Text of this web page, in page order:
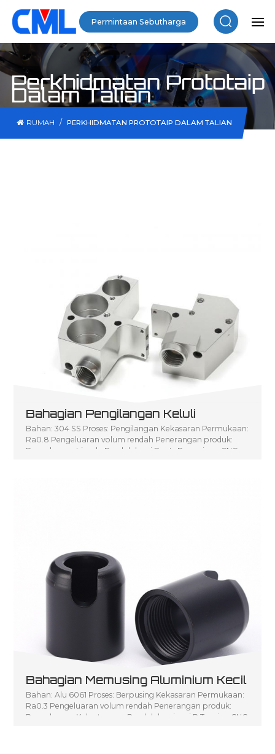
Permintaan Sebutharga
Perkhidmatan Prototaip
Dalam Talian
RUMAH / PERKHIDMATAN PROTOTAIP DALAM TALIAN
Bahagian Pengilangan Keluli
Bahan: 304 SS Proses: Pengilangan Kekasaran Permukaan:
Ra0.8 Pengeluaran volum rendah Penerangan produk:
Pengeluaran Isipadu Rendah bagi P arts Pemesinan CNC
Bahagian Memusing Aluminium Kecil
Bahan: Alu 6061 Proses: Berpusing Kekasaran Permukaan:
Ra0.3 Pengeluaran volum rendah Penerangan produk:
Pengeluaran Kelantangan Rendah bagi seni P Turning CNC